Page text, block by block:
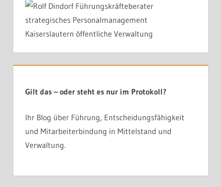
Gilt das – oder steht es nur im Protokoll?
Ihr Blog über Führung, Entscheidungsfähigkeit
und Mitarbeiterbindung in Mittelstand und
Verwaltung.